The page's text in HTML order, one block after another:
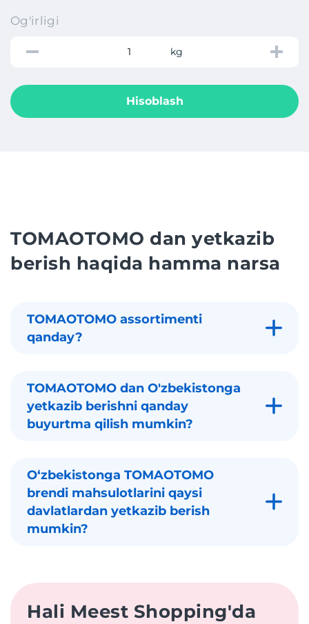
Og'irligi
kg
Hisoblash
TOMAOTOMO dan yetkazib
berish haqida hamma narsa
TOMAOTOMO assortimenti
qanday?
TOMAOTOMO dan O'zbekistonga
yetkazib berishni qanday
buyurtma qilish mumkin?
Oʻzbekistonga TOMAOTOMO
brendi mahsulotlarini qaysi
davlatlardan yetkazib berish
mumkin?
Hali Meest Shopping'da